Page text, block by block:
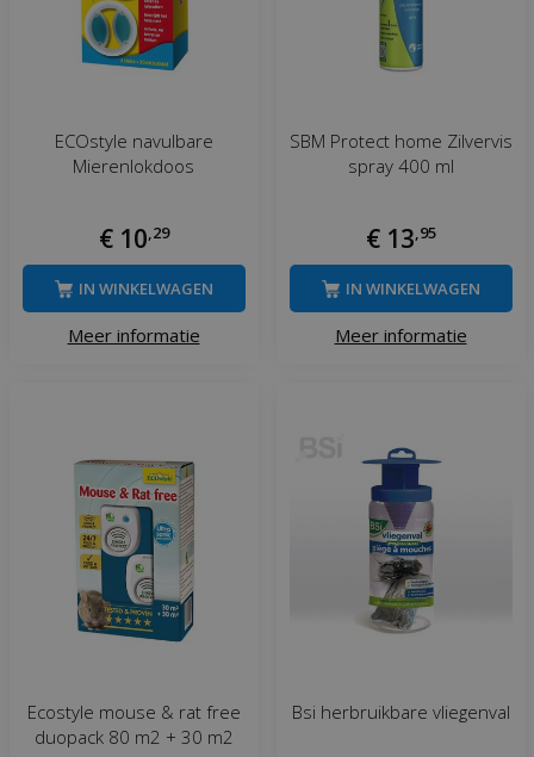
ECOstyle navulbare
Mierenlokdoos
€ 10,29
Meer informatie
IN WINKELWAGEN
SBM Protect home Zilvervis
spray 400 ml
€ 13,95
Meer informatie
IN WINKELWAGEN
Ecostyle mouse & rat free
duopack 80 m2 + 30 m2
Bsi herbruikbare vliegenval